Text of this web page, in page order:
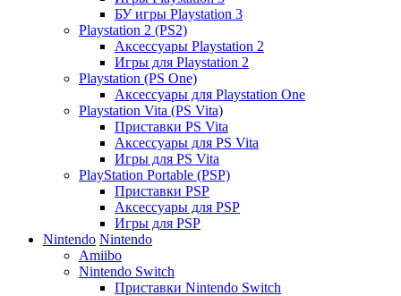
БУ игры Playstation 3
Playstation 2 (PS2)
Аксессуары Playstation 2
Игры для Playstation 2
Playstation (PS One)
Аксессуары для Playstation One
Playstation Vita (PS Vita)
Приставки PS Vita
Аксессуары для PS Vita
Игры для PS Vita
PlayStation Portable (PSP)
Приставки PSP
Аксессуары для PSP
Игры для PSP
Nintendo Nintendo
Amiibo
Nintendo Switch
Приставки Nintendo Switch